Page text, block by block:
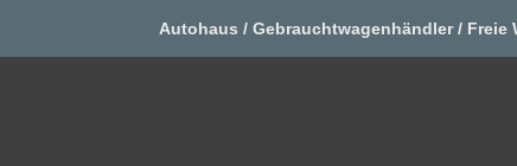
Autohaus / Gebrauchtwagenhändler / Freie